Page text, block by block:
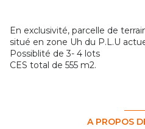
En exclusivité, parcelle de
situé en zone Uh du P.L.U
Possiblité de 3- 4 lots
CES total de 555 m2.
A PROPOS